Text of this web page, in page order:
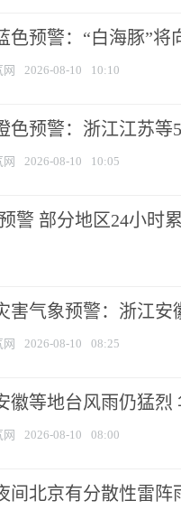
色预警：“白海豚”
网 2026-08-10 10:10
色预警：浙江江苏等
网 2026-08-10 10:05
警 部分地区24小时
害气象预警：浙江安
网 2026-08-10 08:25
徽等地台风雨仍猛烈
网 2026-08-10 08:00
间北京有分散性雷